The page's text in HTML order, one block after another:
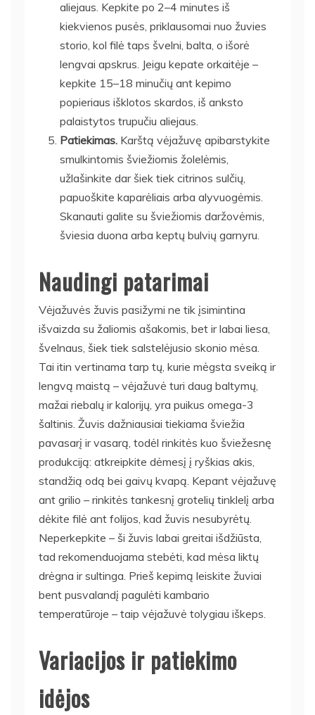
aliejaus. Kepkite po 2–4 minutes iš
kiekvienos pusės, priklausomai nuo žuvies
storio, kol filė taps švelni, balta, o išorė
lengvai apskrus. Jeigu kepate orkaitėje –
kepkite 15–18 minučių ant kepimo
popieriaus išklotos skardos, iš anksto
palaistytos trupučiu aliejaus.
Patiekimas. Karštą vėjažuvę apibarstykite
smulkintomis šviežiomis žolelėmis,
užlašinkite dar šiek tiek citrinos sulčių,
papuoškite kaparėliais arba alyvuogėmis.
Skanauti galite su šviežiomis daržovėmis,
šviesia duona arba keptų bulvių garnyru.
Naudingi patarimai
Vėjažuvės žuvis pasižymi ne tik įsimintina
išvaizda su žaliomis ašakomis, bet ir labai liesa,
švelnaus, šiek tiek salstelėjusio skonio mėsa.
Tai itin vertinama tarp tų, kurie mėgsta sveiką ir
lengvą maistą – vėjažuvė turi daug baltymų,
mažai riebalų ir kalorijų, yra puikus omega-3
šaltinis. Žuvis dažniausiai tiekiama šviežia
pavasarį ir vasarą, todėl rinkitės kuo šviežesnę
produkciją: atkreipkite dėmesį į ryškias akis,
standžią odą bei gaivų kvapą. Kepant vėjažuvę
ant grilio – rinkitės tankesnį grotelių tinklelį arba
dėkite filė ant folijos, kad žuvis nesubyrėtų.
Neperkepkite – ši žuvis labai greitai išdžiūsta,
tad rekomenduojama stebėti, kad mėsa liktų
drėgna ir sultinga. Prieš kepimą leiskite žuviai
bent pusvalandį pagulėti kambario
temperatūroje – taip vėjažuvė tolygiau iškeps.
Variacijos ir patiekimo
idėjos